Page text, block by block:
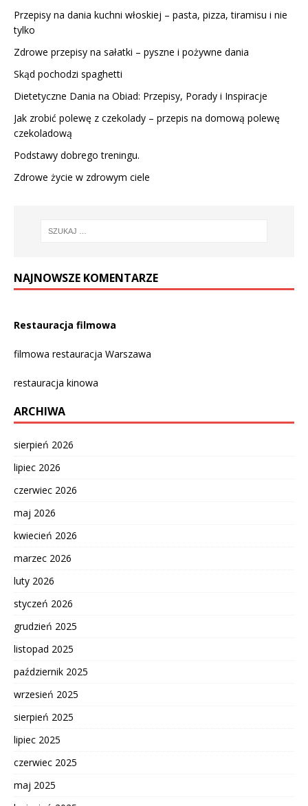
Przepisy na dania kuchni włoskiej – pasta, pizza, tiramisu i nie
tylko
Zdrowe przepisy na sałatki – pyszne i pożywne dania
Skąd pochodzi spaghetti
Dietetyczne Dania na Obiad: Przepisy, Porady i Inspiracje
Jak zrobić polewę z czekolady – przepis na domową polewę
czekoladową
Podstawy dobrego treningu.
Zdrowe życie w zdrowym ciele
NAJNOWSZE KOMENTARZE
Restauracja filmowa
filmowa restauracja Warszawa
restauracja kinowa
ARCHIWA
sierpień 2026
lipiec 2026
czerwiec 2026
maj 2026
kwiecień 2026
marzec 2026
luty 2026
styczeń 2026
grudzień 2025
listopad 2025
październik 2025
wrzesień 2025
sierpień 2025
lipiec 2025
czerwiec 2025
maj 2025